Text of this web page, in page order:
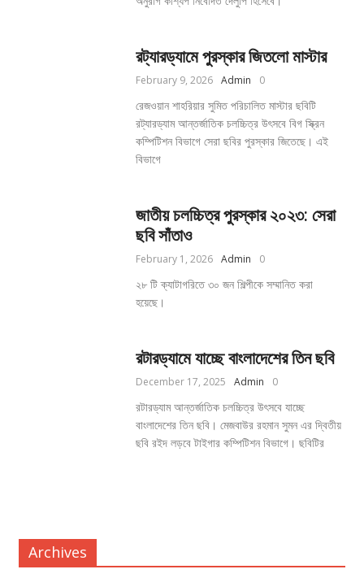
রট্যারড্যামে পুরস্কার জিতলো মাস্টার
February 9, 2026 Admin 0
রেজওয়ান শাহরিয়ার সুমিত পরিচালিত মাস্টার ছবিটি
রট্যারড্যাম আন্তর্জাতিক চলচ্চিত্র উৎসবে বিগ স্ক্রিন
কম্পিটিশন বিভাগে সেরা ছবির পুরস্কার জিতেছে। এই
বিভাগে
জাতীয় চলচ্চিত্র পুরস্কার ২০২৩: সেরা
ছবি সাঁতাও
February 1, 2026 Admin 0
২৮ টি ক্যাটাগরিতে ৩০ জন শিল্পীকে সম্মানিত করা
হয়েছে।
রটারড্যামে যাচ্ছে বাংলাদেশের তিন ছবি
December 17, 2025 Admin 0
রটারড্যাম আন্তর্জাতিক চলচ্চিত্র উৎসবে যাচ্ছে
বাংলাদেশের তিন ছবি। মেজবাউর রহমান সুমন এর দ্বিতীয়
ছবি রইদ লড়বে টাইগার কম্পিটিশন বিভাগে। ছবিটির
Archives